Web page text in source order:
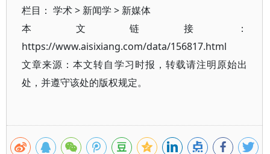
栏目： 学术> 新闻学 > 新媒体
本文链接：
https://www.aisixiang.com/data/156817.html
文章来源：本文转自学习时报，转载请注明原始出
处，并遵守该处的版权规定。